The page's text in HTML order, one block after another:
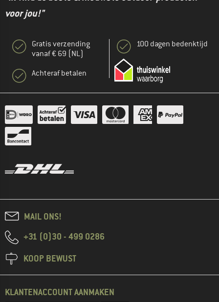
voor jou!"
Gratis verzending
vanaf € 69 (NL)
Achteraf betalen
100 dagen bedenktijd
MAIL ONS!
+31 (0)30 - 499 0286
KOOP BEWUST
KLANTENACCOUNT AANMAKEN